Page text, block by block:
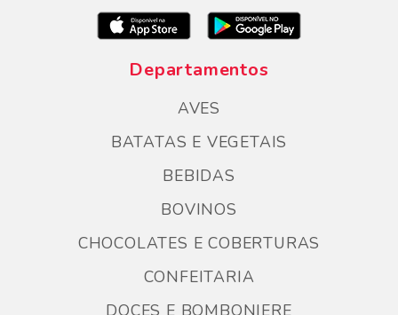
Departamentos
AVES
BATATAS E VEGETAIS
BEBIDAS
BOVINOS
CHOCOLATES E COBERTURAS
CONFEITARIA
DOCES E BOMBONIERE